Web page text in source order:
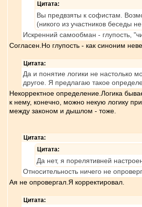
Цитата:
Вы предвзяты к софистам.
(никого из участников беседы
Искренний самообман - глупость,
Согласен.Но глупость - как синоним
Цитата:
Да и понятие логики не настолько
другое. Я предлагаю такое
Некорректное определение.Логика
к нему, конечно, можно некую логику
между законом и дышлом - тоже.
Цитата:
Цитата:
Да нет, я порелятивней
Относительность ничего не
Ая не опровергал.Я корректировал.
Цитата: